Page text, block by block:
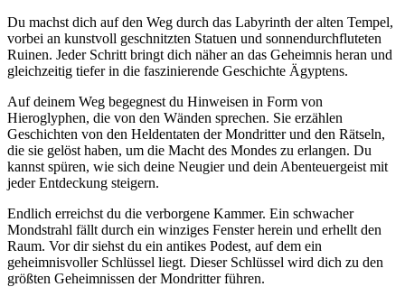
Du machst dich auf den Weg durch das Labyrinth der alten Tempel,
vorbei an kunstvoll geschnitzten Statuen und sonnendurchfluteten
Ruinen. Jeder Schritt bringt dich näher an das Geheimnis heran und
gleichzeitig tiefer in die faszinierende Geschichte Ägyptens.
Auf deinem Weg begegnest du Hinweisen in Form von
Hieroglyphen, die von den Wänden sprechen. Sie erzählen
Geschichten von den Heldentaten der Mondritter und den Rätseln,
die sie gelöst haben, um die Macht des Mondes zu erlangen. Du
kannst spüren, wie sich deine Neugier und dein Abenteuergeist mit
jeder Entdeckung steigern.
Endlich erreichst du die verborgene Kammer. Ein schwacher
Mondstrahl fällt durch ein winziges Fenster herein und erhellt den
Raum. Vor dir siehst du ein antikes Podest, auf dem ein
geheimnisvoller Schlüssel liegt. Dieser Schlüssel wird dich zu den
größten Geheimnissen der Mondritter führen.